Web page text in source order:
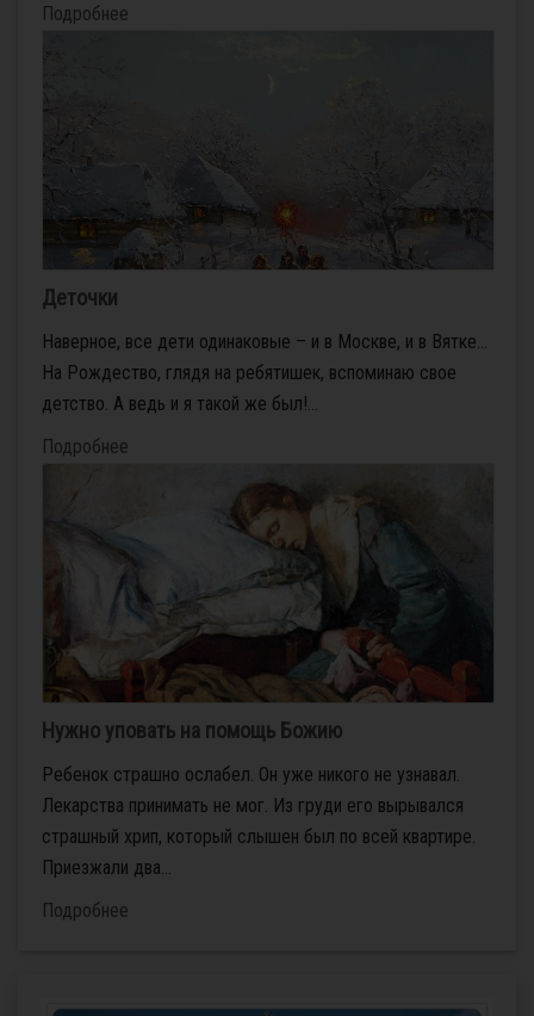
Подробнее
Деточки
Наверное, все дети одинаковые – и в Москве, и в Вятке…
На Рождество, глядя на ребятишек, вспоминаю свое
детство. А ведь и я такой же был!...
Подробнее
Нужно уповать на помощь Божию
Ребенок страшно ослабел. Он уже никого не узнавал.
Лекарства принимать не мог. Из груди его вырывался
страшный хрип, который слышен был по всей квартире.
Приезжали два...
Подробнее